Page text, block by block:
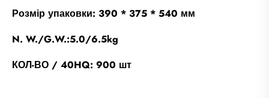
Розмір упаковки: 390 * 375 * 540 мм
N. W./G.W.:5.0/6.5kg
КОЛ-ВО / 40HQ: 900 шт